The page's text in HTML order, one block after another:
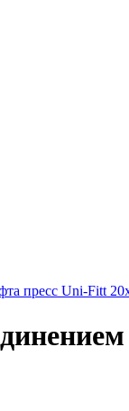
пресс Uni-Fitt